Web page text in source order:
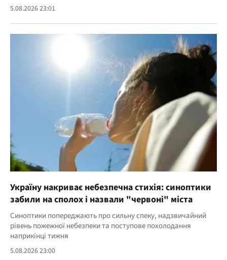
5.08.2026 23:01
Україну накриває небезпечна стихія: синоптики
забили на сполох і назвали "червоні" міста
Синоптики попереджають про сильну спеку, надзвичайний
рівень пожежної небезпеки та поступове похолодання
наприкінці тижня
5.08.2026 23:00